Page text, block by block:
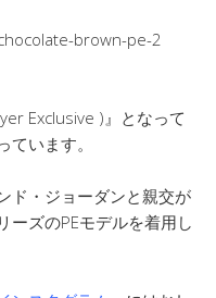
Exclusive )』となって
います。
ド・ジョーダンと親交が
ーズのPEモデルを着用し